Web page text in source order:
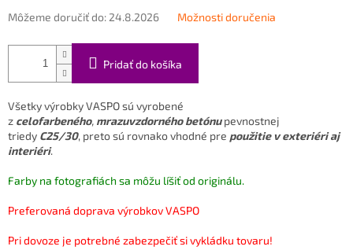
Môžeme doručiť do: 24.8.2026 Možnosti doručenia
Pridať do košíka
Všetky výrobky VASPO sú vyrobené
z celofarbeného, mrazuvzdorného betónupevnostnej
triedy C25/30, preto sú rovnako vhodné pre použitie v exteriéri aj
interiéri.
Farby na fotografiách sa môžu líšiť od originálu.
Preferovaná doprava výrobkov VASPO
Pri dovoze je potrebné zabezpečiť si vykládku tovaru!